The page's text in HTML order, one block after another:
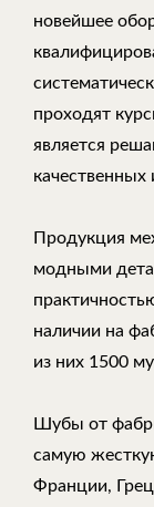
новейшее
проходят
является
Продукция
модными
наличии на
из них 1500
Шубы от
самую
Франции,